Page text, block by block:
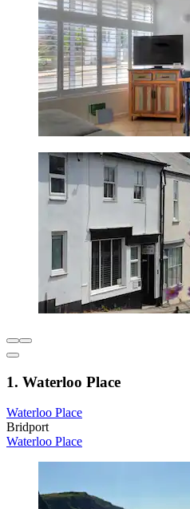
1. Waterloo Place
Waterloo Place
Bridport
Waterloo Place